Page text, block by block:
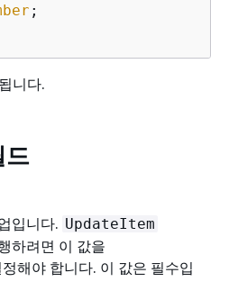
;
니다.
입니다. UpdateItem
하려면 이 값을
해야 합니다. 이 값은 필수입